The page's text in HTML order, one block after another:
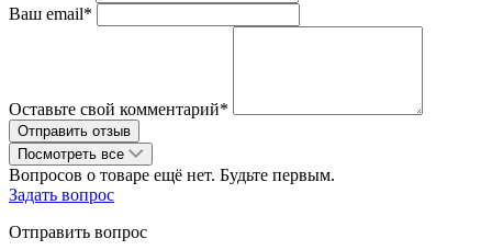
Ваш email*
Оставьте свой комментарий*
Посмотреть все
Вопросов о товаре ещё нет. Будьте первым.
Задать вопрос
Отправить вопрос